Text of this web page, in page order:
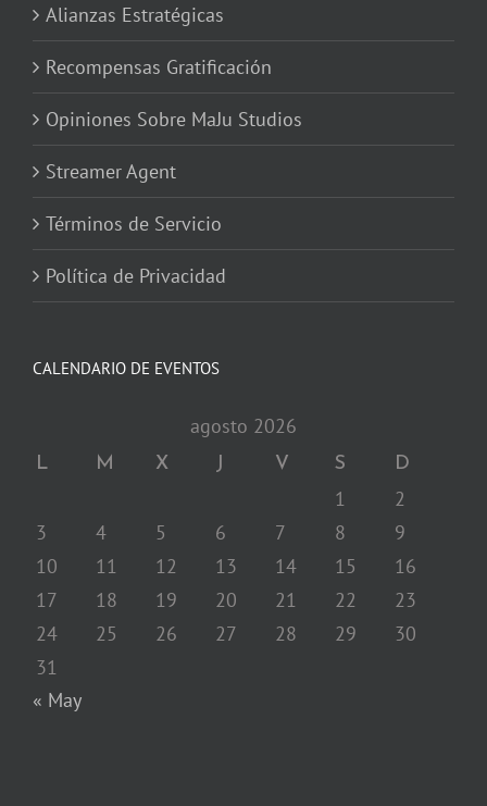
Alianzas Estratégicas
Recompensas Gratificación
Opiniones Sobre MaJu Studios
Streamer Agent
Términos de Servicio
Política de Privacidad
CALENDARIO DE EVENTOS
agosto 2026
L M X J V S D
1
2
3
4 5 6 7 8
9
10
11 12 13 14 15
16
17
18 19 20 21 22
23
24
25 26 27 28 29
30
31
« May